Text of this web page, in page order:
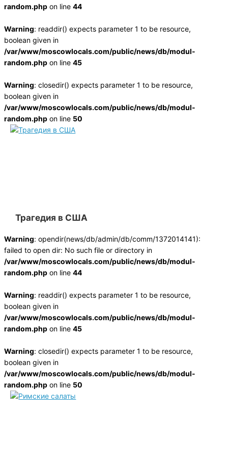
random.phpon line 44
Warning: readdir() expects parameter 1 to be resource,
boolean given in
/var/www/moscowlocals.com/public/news/db/modul-
random.phpon line 45
Warning: closedir() expects parameter 1 to be resource,
boolean given in
/var/www/moscowlocals.com/public/news/db/modul-
random.phpon line 50
Трагедия в США
Warning: opendir(news/db/admin/db/comm/1372014141):
failed to open dir: No such file or directory in
/var/www/moscowlocals.com/public/news/db/modul-
random.phpon line 44
Warning: readdir() expects parameter 1 to be resource,
boolean given in
/var/www/moscowlocals.com/public/news/db/modul-
random.phpon line 45
Warning: closedir() expects parameter 1 to be resource,
boolean given in
/var/www/moscowlocals.com/public/news/db/modul-
random.phpon line 50